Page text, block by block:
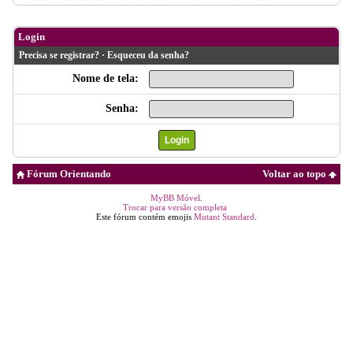
Login
Precisa se registrar? · Esqueceu da senha?
Nome de tela:
Senha:
Voltar ao topo
Fórum Orientando
MyBB Móvel
Trocar para versão completa
Este fórum contém emojis Mutant Standard